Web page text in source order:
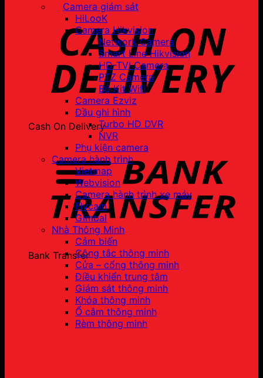
Cash On Delivery
Bank Transfer
Camera giám sát
HiLooK
Camera Hikvision
Network Camera
Smart Line Hikvision
HD-TVI Camera
PTZ Camera
Bộ Kit Wifi
Camera Ezviz
Đầu ghi hình
Turbo HD DVR
NVR
Phụ kiện camera
Camera hành trình
Vietmap
Webvision
Camera hành trình xe máy
Flycam
Gimbal
Nhà Thông Minh
Cảm biến
Công tắc thông minh
Cửa – cổng thông minh
Điều khiển trung tâm
Giám sát thông minh
Khóa thông minh
Ổ cắm thông minh
Rèm thông minh